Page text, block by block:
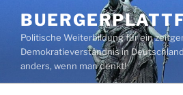
Inhalt
springenPolitische Weiterbildung für ein
Demokratieverständnis in
anders, wenn man denkt!